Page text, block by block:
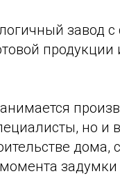
завод
но и
дома,